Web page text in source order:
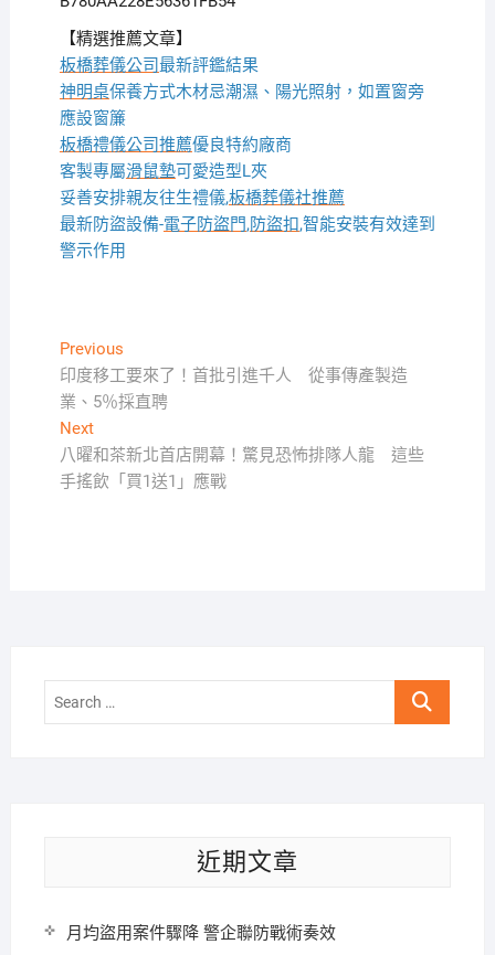
【精選推薦文章】
板橋葬儀公司最新評鑑結果
神明桌保養方式木材忌潮濕、陽光照射，如置窗旁
應設窗簾
板橋禮儀公司推薦優良特約廠商
客製專屬滑鼠墊可愛造型L夾
妥善安排親友往生禮儀,板橋葬儀社推薦
最新防盜設備-電子防盜門,防盜扣,智能安裝有效達到
警示作用
文
章
導
覽
PreviousPrevious
post:
印度移工要來了！首批引進千人 從事傳產製造
業、5％採直聘
NextNext
post:
八曜和茶新北首店開幕！驚見恐怖排隊人龍 這些
手搖飲「買1送1」應戰
Search
近期文章
月均盜用案件驟降 警企聯防戰術奏效